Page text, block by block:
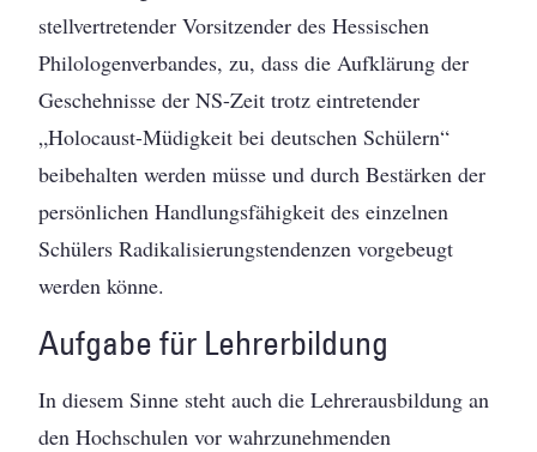
stellvertretender Vorsitzender des Hessischen
Philologenverbandes, zu, dass die Aufklärung der
Geschehnisse der NS-Zeit trotz eintretender
„Holocaust-Müdigkeit bei deutschen Schülern“
beibehalten werden müsse und durch Bestärken der
persönlichen Handlungsfähigkeit des einzelnen
Schülers Radikalisierungstendenzen vorgebeugt
werden könne.
Aufgabe für Lehrerbildung
In diesem Sinne steht auch die Lehrerausbildung an
den Hochschulen vor wahrzunehmenden